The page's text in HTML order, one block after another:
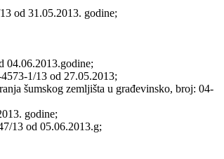
od 31.05.2013. godine;
04.06.2013.godine;
1/13 od 27.05.2013;
šumskog zemljišta u građevinsko, broj: 04-
godine;
13 od 05.06.2013.g;